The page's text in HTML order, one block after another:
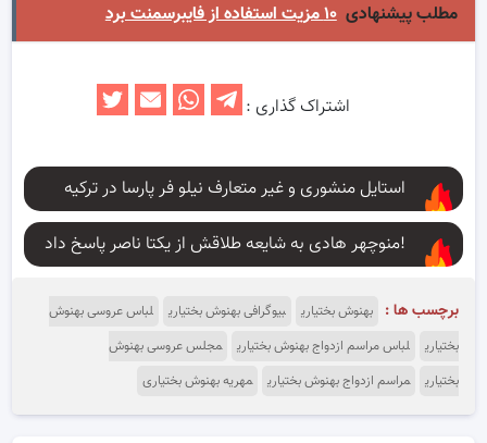
مطلب پیشنهادی ۱۰ مزیت استفاده از فایبرسمنت برد
اشتراک گذاری :
استایل منشوری و غیر متعارف نیلو فر پارسا در ترکیه
منوچهر هادی به شایعه طلاقش از یکتا ناصر پاسخ داد!
برچسب ها : بهنوش بختیاری بیوگرافی بهنوش بختیاری
لباس عروسی بهنوش
بختیاری
لباس مراسم ازدواج بهنوش بختیاری
مجلس عروسی بهنوش
بختیاری
مراسم ازدواج بهنوش بختیاری مهریه بهنوش بختیاری